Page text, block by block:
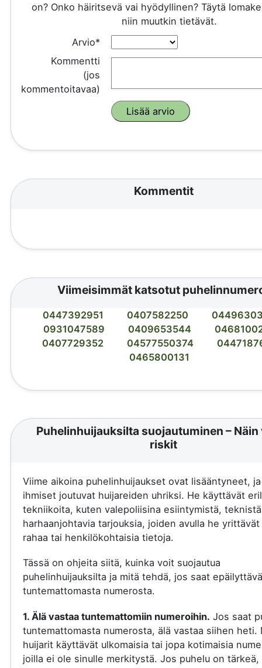
on? Onko häiritsevä vai hyödyllinen? Täytä
niin muutkin tietävät.
Arvio*
Kommentti
(jos
kommentoitavaa)
Kommentit
Viimeisimmät katsotut
0447392951 0407582250
0931047589
0409653544
0407729352
04577550374
0465800131
Puhelinhuijauksilta suojautuminen – Näin
riskit
Viime aikoina puhelinhuijaukset ovat lisääntyneet,
ihmiset joutuvat huijareiden uhriksi. He käyttävät
tekniikoita, kuten valepoliisina esiintymistä,
harhaanjohtavia tarjouksia, joiden avulla he yrittävät
rahaa tai henkilökohtaisia tietoja.
Tässä on ohjeita siitä, kuinka voit suojautua
puhelinhuijauksilta ja mitä tehdä, jos saat
tuntemattomasta numerosta.
1. Älä vastaa tuntemattomiin numeroihin. Jos saat
tuntemattomasta numerosta, älä vastaa siihen heti.
huijarit käyttävät ulkomaisia tai jopa kotimaisia
joilla ei ole sinulle merkitystä. Jos puhelu on